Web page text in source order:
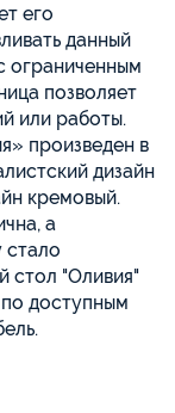
его
данный
ограниченным
позволяет
или работы.
произведен в
дизайн
кремовый.
а
стало
стол "Оливия"
доступным